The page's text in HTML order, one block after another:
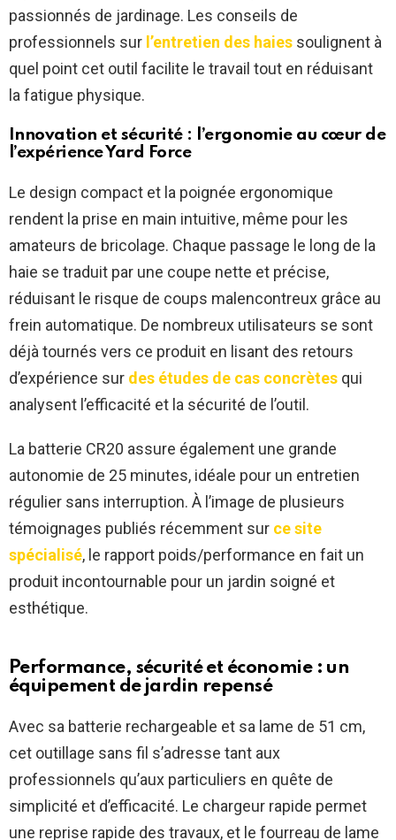
passionnés de jardinage. Les conseils de
professionnels sur l’entretien des haies soulignent à
quel point cet outil facilite le travail tout en réduisant
la fatigue physique.
Innovation et sécurité : l’ergonomie au cœur de
l’expérience Yard Force
Le design compact et la poignée ergonomique
rendent la prise en main intuitive, même pour les
amateurs de bricolage. Chaque passage le long de la
haie se traduit par une coupe nette et précise,
réduisant le risque de coups malencontreux grâce au
frein automatique. De nombreux utilisateurs se sont
déjà tournés vers ce produit en lisant des retours
d’expérience sur des études de cas concrètes qui
analysent l’efficacité et la sécurité de l’outil.
La batterie CR20 assure également une grande
autonomie de 25 minutes, idéale pour un entretien
régulier sans interruption. À l’image de plusieurs
témoignages publiés récemment sur ce site
spécialisé, le rapport poids/performance en fait un
produit incontournable pour un jardin soigné et
esthétique.
Performance, sécurité et économie : un
équipement de jardin repensé
Avec sa batterie rechargeable et sa lame de 51 cm,
cet outillage sans fil s’adresse tant aux
professionnels qu’aux particuliers en quête de
simplicité et d’efficacité. Le chargeur rapide permet
une reprise rapide des travaux, et le fourreau de lame